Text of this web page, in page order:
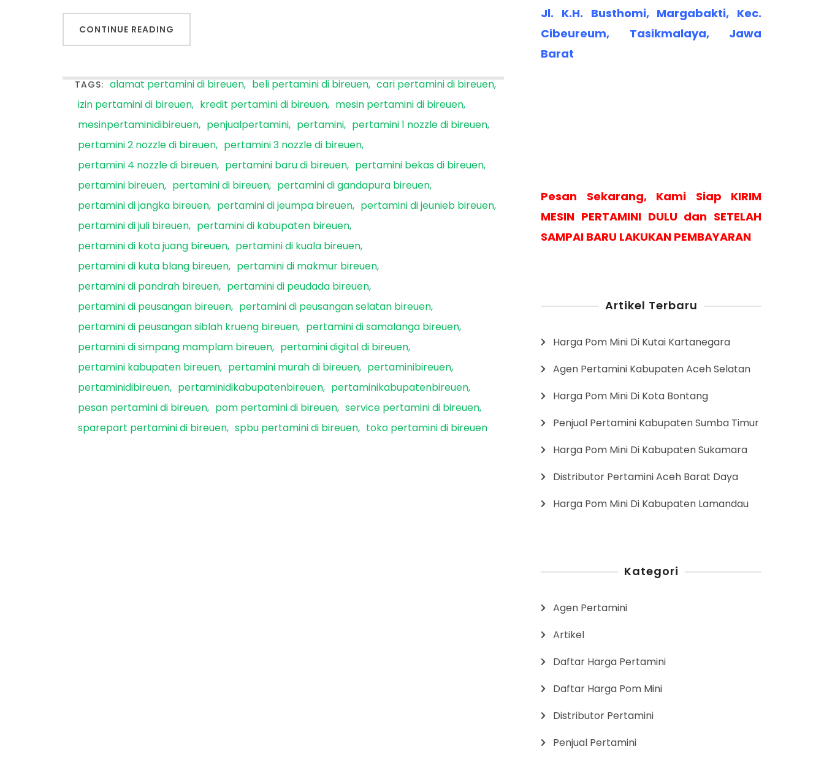
CONTINUE READING
TAGS: alamat pertamini di bireuen beli pertamini di bireuen cari pertamini di bireuen
izin pertamini di bireuen
kredit pertamini di bireuen
mesin pertamini di bireuen
mesinpertaminidibireuen
penjualpertamini pertamini
pertamini 1 nozzle di bireuen
pertamini 2 nozzle di bireuen
pertamini 3 nozzle di bireuen
pertamini 4 nozzle di bireuen
pertamini baru di bireuen
pertamini bekas di bireuen
pertamini bireuen
pertamini di bireuen
pertamini di gandapura bireuen
pertamini di jangka bireuen
pertamini di jeumpa bireuen
pertamini di jeunieb bireuen
pertamini di juli bireuen
pertamini di kabupaten bireuen
pertamini di kota juang bireuen
pertamini di kuala bireuen
pertamini di kuta blang bireuen
pertamini di makmur bireuen
pertamini di pandrah bireuen
pertamini di peudada bireuen
pertamini di peusangan bireuen
pertamini di peusangan selatan bireuen
pertamini di peusangan siblah krueng bireuen
pertamini di samalanga bireuen
pertamini di simpang mamplam bireuen
pertamini digital di bireuen
pertamini kabupaten bireuen
pertamini murah di bireuen
pertaminibireuen
pertaminidibireuen
pertaminidikabupatenbireuen
pertaminikabupatenbireuen
pesan pertamini di bireuen
pom pertamini di bireuen service pertamini di bireuen
sparepart pertamini di bireuen spbu pertamini di bireuen toko pertamini di bireuen
Jl. K.H. Busthomi, Margabakti, Kec.
Cibeureum, Tasikmalaya, Jawa
Barat
Pesan Sekarang, Kami Siap KIRIM
MESIN PERTAMINI DULU dan SETELAH
SAMPAI BARU LAKUKAN PEMBAYARAN
Artikel Terbaru
Harga Pom Mini Di Kutai Kartanegara
Agen Pertamini Kabupaten Aceh Selatan
Harga Pom Mini Di Kota Bontang
Penjual Pertamini Kabupaten Sumba Timur
Harga Pom Mini Di Kabupaten Sukamara
Distributor Pertamini Aceh Barat Daya
Harga Pom Mini Di Kabupaten Lamandau
Kategori
Agen Pertamini
Artikel
Daftar Harga Pertamini
Daftar Harga Pom Mini
Distributor Pertamini
Penjual Pertamini